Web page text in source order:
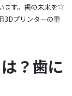
ます。歯の未来を守
3Dプリンターの重
？歯に